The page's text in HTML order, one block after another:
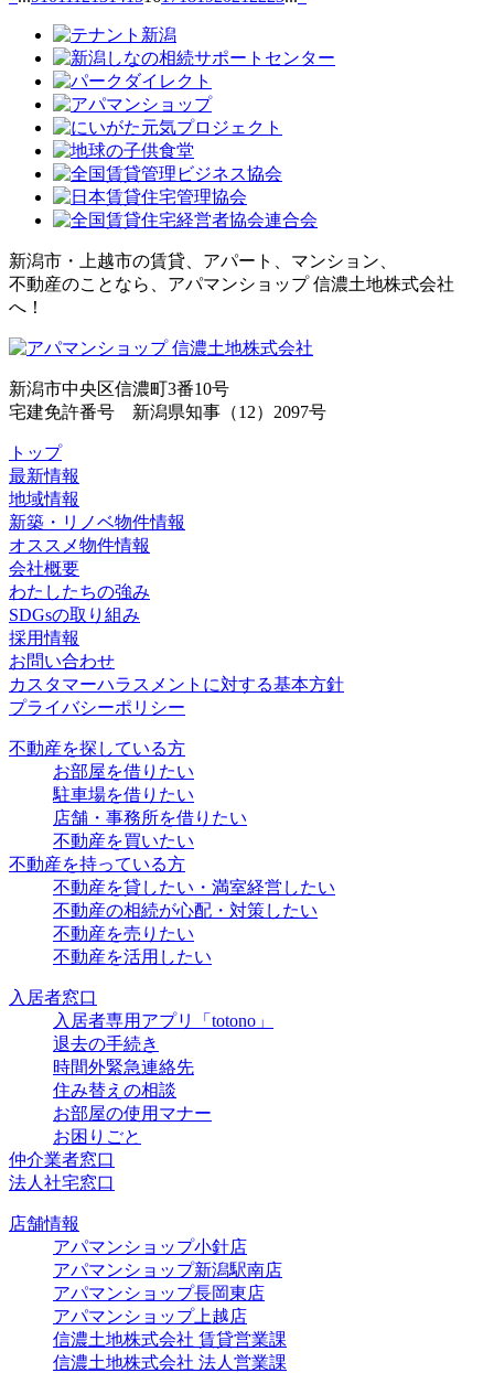
新潟市・上越市の賃貸、アパート、マンション、
不動産のことなら、アパマンショップ 信濃土地株式会社
へ！
新潟市中央区信濃町3番10号
宅建免許番号 新潟県知事（12）2097号
トップ
最新情報
地域情報
新築・リノベ物件情報
オススメ物件情報
会社概要
わたしたちの強み
SDGsの取り組み
採用情報
お問い合わせ
カスタマーハラスメントに対する基本方針
プライバシーポリシー
不動産を探している方
お部屋を借りたい
駐車場を借りたい
店舗・事務所を借りたい
不動産を買いたい
不動産を持っている方
不動産を貸したい・満室経営したい
不動産の相続が心配・対策したい
不動産を売りたい
不動産を活用したい
入居者窓口
入居者専用アプリ「totono」
退去の手続き
時間外緊急連絡先
住み替えの相談
お部屋の使用マナー
お困りごと
仲介業者窓口
法人社宅窓口
店舗情報
アパマンショップ小針店
アパマンショップ新潟駅南店
アパマンショップ長岡東店
アパマンショップ上越店
信濃土地株式会社 賃貸営業課
信濃土地株式会社 法人営業課